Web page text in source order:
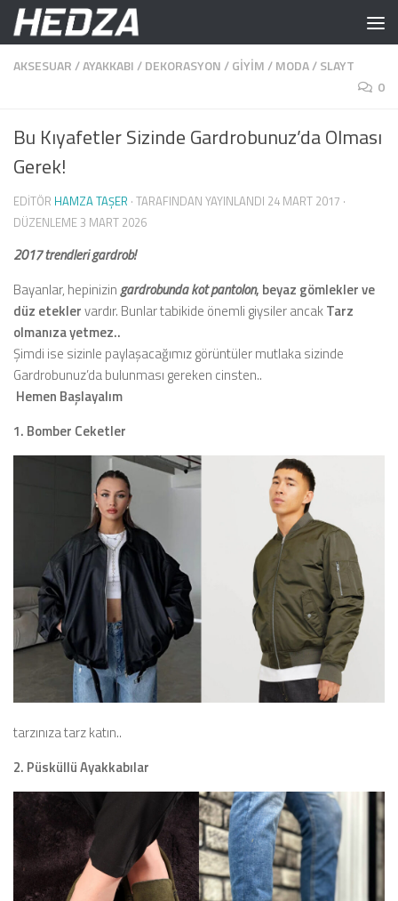
Skip to content
AKSESUAR/AYAKKABI/DEKORASYON/GIYIM/MODA/SLAYT
0
Bu Kıyafetler Sizinde Gardrobunuz’da Olması
Gerek!
EDITÖR HAMZA TAŞER · TARAFINDAN YAYINLANDI 24 MART 2017 ·
DÜZENLEME 3 MART 2026
2017 trendleri gardrob!
Bayanlar, hepinizingardrobundakot pantolon, beyaz gömlekler ve
düz eteklervardır. Bunlar tabikide önemli giysiler ancakTarz
olmanıza yetmez..
Şimdi ise sizinle paylaşacağımız görüntüler mutlaka sizinde
Gardrobunuz’da bulunması gereken cinsten..
Hemen Başlayalım
1. Bomber Ceketler
tarzınıza tarz katın..
2. Püsküllü Ayakkabılar